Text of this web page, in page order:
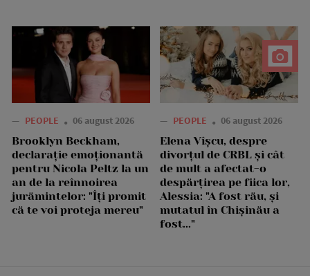
— PEOPLE 06 august 2026
Brooklyn Beckham,
declarație emoționantă
pentru Nicola Peltz la un
an de la reînnoirea
jurămintelor: "Îți promit
că te voi proteja mereu"
— PEOPLE 06 august 2026
Elena Vîșcu, despre
divorțul de CRBL și cât
de mult a afectat-o
despărțirea pe fiica lor,
Alessia: "A fost rău, și
mutatul în Chișinău a
fost..."